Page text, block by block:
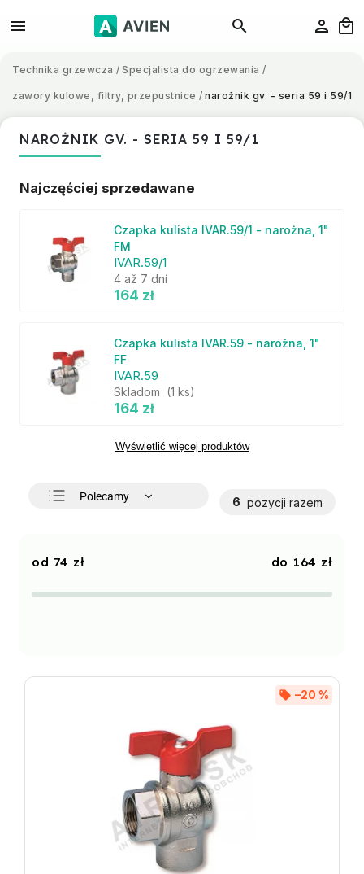
Technika grzewcza / Specjalista do ogrzewania /
zawory kulowe, filtry, przepustnice / narożnik gv. - seria 59 i 59/1
NAROŻNIK GV. - SERIA 59 I 59/1
Najczęściej sprzedawane
Czapka kulista IVAR.59/1 - narożna, 1"
FM
IVAR.59/1
4 až 7 dní
164 zł
Czapka kulista IVAR.59 - narożna, 1"
FF
IVAR.59
Skladom (1 ks)
164 zł
Wyświetlić więcej produktów
Polecamy
Alfabetycznie
6 pozycji razem
74 zł 164 zł
–20 %